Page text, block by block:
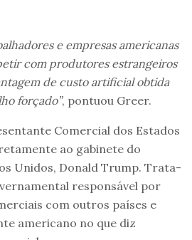
e empresas americanas
com produtores estrangeiros
de custo artificial obtida
forçado”, pontuou Greer.
Comercial dos Estados
ao gabinete do
Unidos, Donald Trump. Trata-
responsável por
com outros países e
americano no que diz